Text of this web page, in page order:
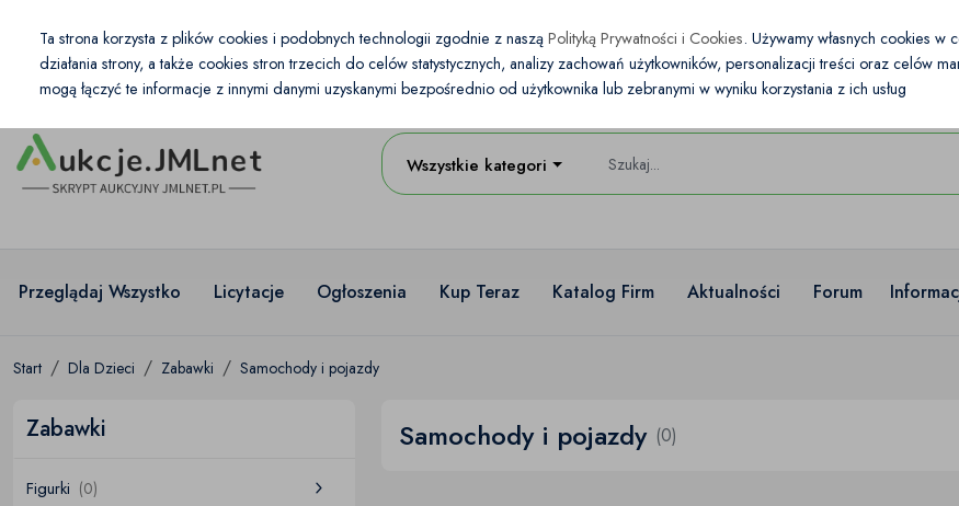
PL PLN
Wszystkie kategorie
Przeglądaj Wszystko Licytacje Ogłoszenia Kup Teraz Katalog Firm Aktualności Forum
Start Dla Dzieci Zabawki Samochody i pojazdy
Zabawki
Figurki (0)
Samochody i pojazdy (0)
Ta strona korzysta z plików cookies i podobnych technologii zgodnie z naszą Polityką Prywatności i Cookies. Używamy własnych cookies
działania strony, a także cookies stron trzecich do celów statystycznych, analizy zachowań użytkowników, personalizacji treści oraz celów
mogą łączyć te informacje z innymi danymi uzyskanymi bezpośrednio od użytkownika lub zebranymi w wyniku korzystania z ich usług